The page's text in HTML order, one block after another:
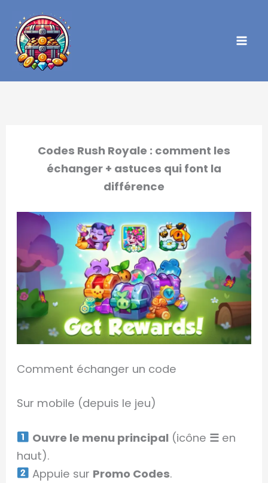
contenu
Codes Rush Royale : comment les
échanger + astuces qui font la
différence
Comment échanger un code
Sur mobile (depuis le jeu)
Ouvre le menu principal (icône ☰en
haut).
Appuie sur Promo Codes.